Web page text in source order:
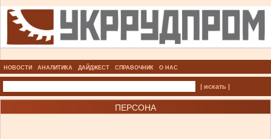
НОВОСТИ АНАЛИТИКА ДАЙДЖЕСТ СПРАВОЧНИК О НАС
| искать |
ПЕРСОНА